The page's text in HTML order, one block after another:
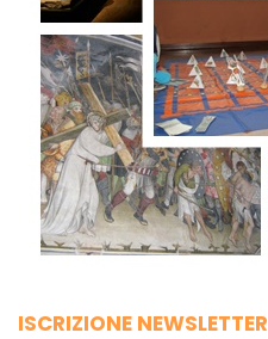
ISCRIZIONE NEWSLETTER